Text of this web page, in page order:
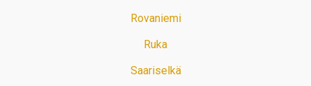
Rovaniemi
Ruka
Saariselkä